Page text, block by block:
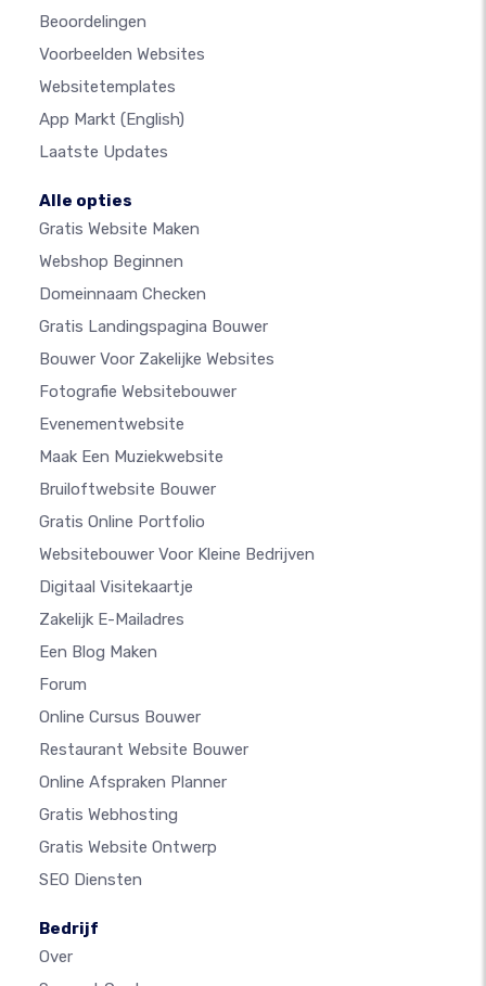
Beoordelingen
Voorbeelden Websites
Websitetemplates
App Markt (English)
Laatste Updates
Alle opties
Gratis Website Maken
Webshop Beginnen
Domeinnaam Checken
Gratis Landingspagina Bouwer
Bouwer Voor Zakelijke Websites
Fotografie Websitebouwer
Evenementwebsite
Maak Een Muziekwebsite
Bruiloftwebsite Bouwer
Gratis Online Portfolio
Websitebouwer Voor Kleine Bedrijven
Digitaal Visitekaartje
Zakelijk E-Mailadres
Een Blog Maken
Forum
Online Cursus Bouwer
Restaurant Website Bouwer
Online Afspraken Planner
Gratis Webhosting
Gratis Website Ontwerp
SEO Diensten
Bedrijf
Over